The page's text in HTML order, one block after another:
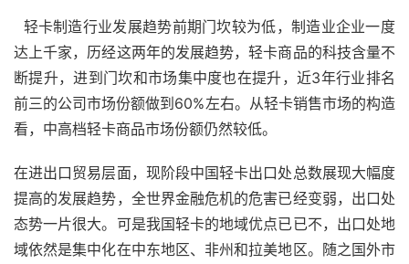
达上千家，历经这两年的发展趋势，轻卡商品的科技含量不
断提升，进到门坎和市场集中度也在提升，近3年行业排名
前三的公司市场份额做到60%左右。从轻卡销售市场的构造
看，中高档轻卡商品市场份额仍然较低。
在进出口贸易层面，现阶段中国轻卡出口处总数展现大幅度
提高的发展趋势，全世界金融危机的危害已经变弱，出口处
态势一片很大。可是我国轻卡的地域优点已已不，出口处地
域依然是集中化在中东地区、非州和拉美地区。随之国外市